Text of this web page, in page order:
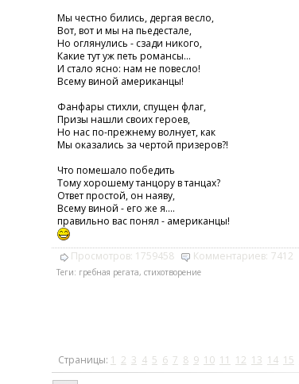
Мы честно бились, дергая весло,
Вот, вот и мы на пьедестале,
Но оглянулись - сзади никого,
Какие тут уж петь романсы...
И стало ясно: нам не повесло!
Всему виной американцы!
Фанфары стихли, спущен флаг,
Призы нашли своих героев,
Но нас по-прежнему волнует, как
Мы оказались за чертой призеров?!
Что помешало победить
Тому хорошему танцору в танцах?
Ответ простой, он наяву,
Всему виной - его же я....
правильно вас понял - американцы!
Просмотров: 1759458 Комментариев: 7412
Теги: гребная регата, стихотворение
Страницы: 1 2 3 4 5 6 7 8 9 10 11 12 13 14 15